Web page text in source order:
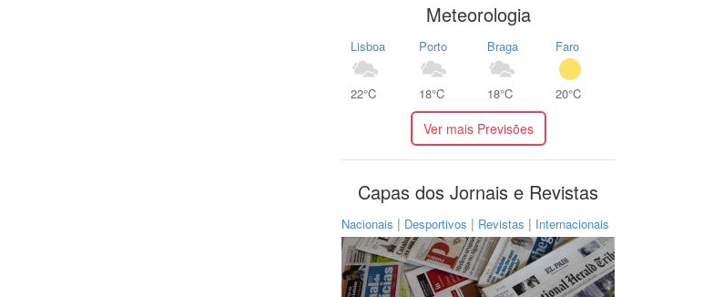
Meteorologia
Lisboa
22°C
Porto
18°C
Braga
18°C
Faro
20°C
Ver mais Previsões
Capas dos Jornais e Revistas
Nacionais | Desportivos | Revistas | Internacionais